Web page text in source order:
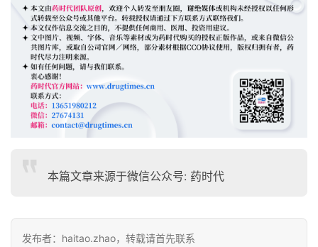
本篇文章来源于微信公众号: 药时代
发布者：haitao.zhao，转载请首先联系